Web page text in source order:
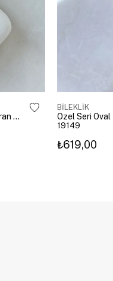
Altın Kaplama Emoji Model Şahmeran Gümüş
BİLEKLİK
19149
₺619,00